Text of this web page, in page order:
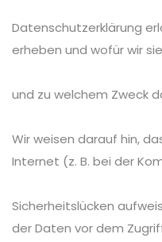
Datenschutzerklärung
erheben und wofür wir
und zu welchem Zweck
Wir weisen darauf hin,
Internet (z. B. bei der
Sicherheitslücken
der Daten vor dem